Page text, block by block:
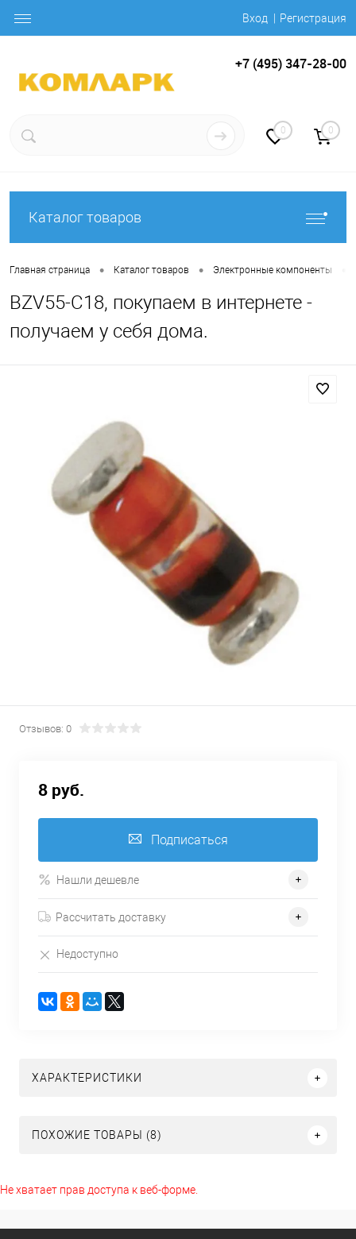
Вход Регистрация
+7 (495) 347-28-00
0 0
Каталог товаров
Главная страница • Каталог товаров • Электронные компоненты
BZV55-C18, покупаем в интернете -
получаем у себя дома.
Отзывов: 0
8 руб.
Подписаться
Нашли дешевле
Рассчитать доставку
Недоступно
ХАРАКТЕРИСТИКИ
ПОХОЖИЕ ТОВАРЫ (8)
Не хватает прав доступа к веб-форме.